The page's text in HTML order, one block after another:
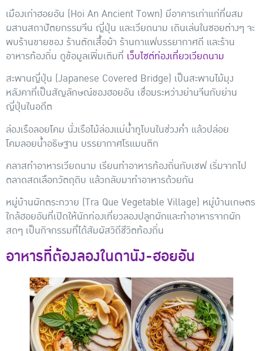
เมืองเก่าฮอยอัน (Hoi An Ancient Town) มีอาคารเก่าแก่ที่ผสม
ผสานสถาปัตยกรรมจีน ญี่ปุ่น และเวียดนาม เดินเล่นในซอยต่างๆ จะ
พบร้านขายของ ร้านตัดเสื้อผ้า ร้านกาแฟบรรยากาศดี และร้าน
อาหารท้องถิ่น ดูข้อมูลเพิ่มเติมที่ เว็บไซต์ท่องเที่ยวเวียดนาม
สะพานญี่ปุ่น (Japanese Covered Bridge) เป็นสะพานไม้มุง
หลังคาที่เป็นสัญลักษณ์ของฮอยอัน เชื่อมระหว่างย่านจีนกับย่าน
ญี่ปุ่นในอดีต
ล่องเรือลอยโคม นั่งเรือไม้ล่องแม่น้ำทูโบนในช่วงค่ำ แล้วปล่อย
โคมลอยน้ำอธิษฐาน บรรยากาศโรแมนติก
คลาสทำอาหารเวียดนาม เรียนทำอาหารท้องถิ่นกับเชฟ เริ่มจากไป
ตลาดสดเลือกวัตถุดิบ แล้วกลับมาทำอาหารด้วยกัน
หมู่บ้านผักตระกวาย (Tra Que Vegetable Village) หมู่บ้านเกษตร
ใกล้ฮอยอันที่เปิดให้นักท่องเที่ยวลองปลูกผักและทำอาหารจากผัก
สดๆ เป็นกิจกรรมที่ได้สัมผัสวิถีชีวิตท้องถิ่น
อาหารที่ต้องลองในดานัง-ฮอยอัน